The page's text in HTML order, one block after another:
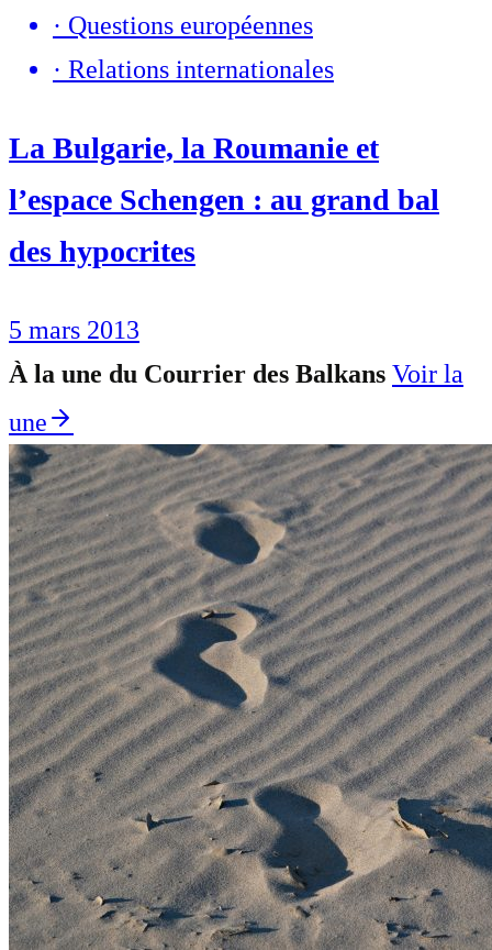
· Questions européennes
· Relations internationales
La Bulgarie, la Roumanie et
l’espace Schengen : au grand bal
des hypocrites
5 mars 2013
À la une du Courrier des Balkans Voir la
une